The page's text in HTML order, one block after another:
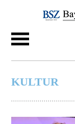
KULTUR